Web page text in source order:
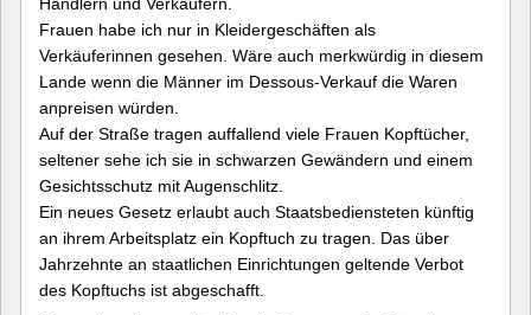
Frauen habe ich nur in Kleidergeschäften als
Verkäuferinnen gesehen. Wäre auch merkwürdig in diesem
Lande wenn die Männer im Dessous-Verkauf die Waren
anpreisen würden.
Auf der Straße tragen auffallend viele Frauen Kopftücher,
seltener sehe ich sie in schwarzen Gewändern und einem
Gesichtsschutz mit Augenschlitz.
Ein neues Gesetz erlaubt auch Staatsbediensteten künftig
an ihrem Arbeitsplatz ein Kopftuch zu tragen. Das über
Jahrzehnte an staatlichen Einrichtungen geltende Verbot
des Kopftuchs ist abgeschafft.